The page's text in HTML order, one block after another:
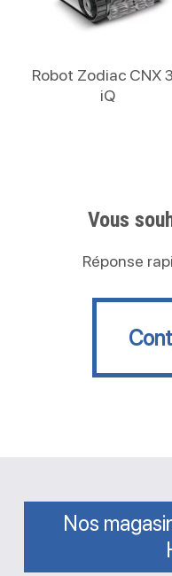
Robot Zodiac CNX
iQ
Vous
Réponse
Contactez nous
Nos